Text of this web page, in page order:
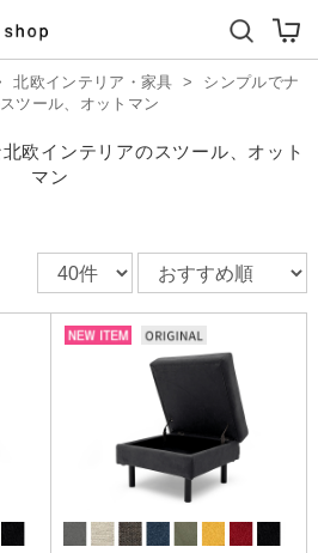
北欧インテリア・家具 >
シンプルでナ
ツール、オットマン
欧インテリアのスツール、オット
マン